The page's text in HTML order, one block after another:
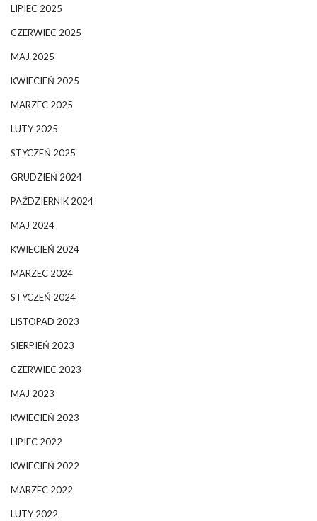
LIPIEC 2025
CZERWIEC 2025
MAJ 2025
KWIECIEŃ 2025
MARZEC 2025
LUTY 2025
STYCZEŃ 2025
GRUDZIEŃ 2024
PAŹDZIERNIK 2024
MAJ 2024
KWIECIEŃ 2024
MARZEC 2024
STYCZEŃ 2024
LISTOPAD 2023
SIERPIEŃ 2023
CZERWIEC 2023
MAJ 2023
KWIECIEŃ 2023
LIPIEC 2022
KWIECIEŃ 2022
MARZEC 2022
LUTY 2022